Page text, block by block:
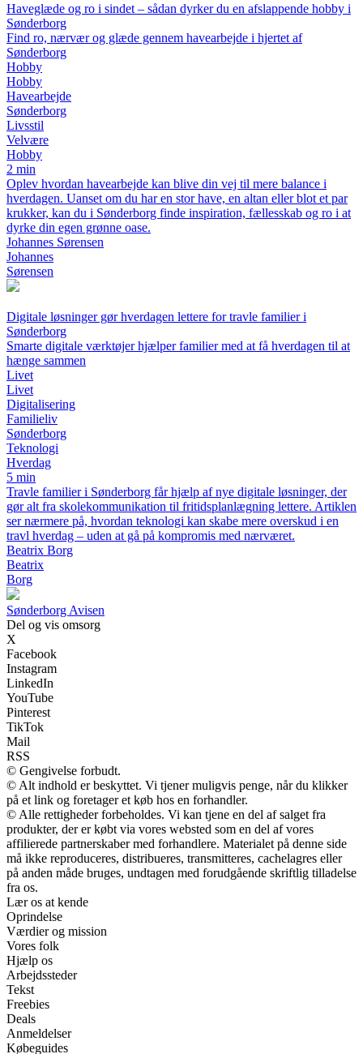
Haveglæde og ro i sindet – sådan dyrker du en afslappende hobby i
Sønderborg
Find ro, nærvær og glæde gennem havearbejde i hjertet af
Sønderborg
Hobby
Hobby
Havearbejde
Sønderborg
Livsstil
Velvære
Hobby
2 min
Oplev hvordan havearbejde kan blive din vej til mere balance i
hverdagen. Uanset om du har en stor have, en altan eller blot et par
krukker, kan du i Sønderborg finde inspiration, fællesskab og ro i at
dyrke din egen grønne oase.
Johannes Sørensen
Johannes
Sørensen
Digitale løsninger gør hverdagen lettere for travle familier i
Sønderborg
Smarte digitale værktøjer hjælper familier med at få hverdagen til at
hænge sammen
Livet
Livet
Digitalisering
Familieliv
Sønderborg
Teknologi
Hverdag
5 min
Travle familier i Sønderborg får hjælp af nye digitale løsninger, der
gør alt fra skolekommunikation til fritidsplanlægning lettere. Artiklen
ser nærmere på, hvordan teknologi kan skabe mere overskud i en
travl hverdag – uden at gå på kompromis med nærværet.
Beatrix Borg
Beatrix
Borg
Sønderborg Avisen
Del og vis omsorg
X
Facebook
Instagram
LinkedIn
YouTube
Pinterest
TikTok
Mail
RSS
© Gengivelse forbudt.
© Alt indhold er beskyttet. Vi tjener muligvis penge, når du klikker
på et link og foretager et køb hos en forhandler.
© Alle rettigheder forbeholdes. Vi kan tjene en del af salget fra
produkter, der er købt via vores websted som en del af vores
affilierede partnerskaber med forhandlere. Materialet på denne side
må ikke reproduceres, distribueres, transmitteres, cachelagres eller
på anden måde bruges, undtagen med forudgående skriftlig tilladelse
fra os.
Lær os at kende
Oprindelse
Værdier og mission
Vores folk
Hjælp os
Arbejdssteder
Tekst
Freebies
Deals
Anmeldelser
Købeguides